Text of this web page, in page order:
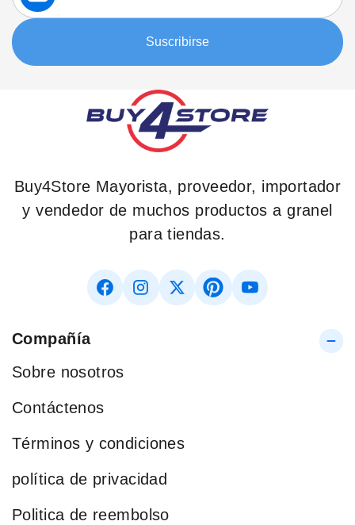
nuestro
boletín:
Suscribirse
Buy4Store Mayorista, proveedor, importador
y vendedor de muchos productos a granel
para tiendas.
Compañía
Sobre nosotros
Contáctenos
Términos y condiciones
política de privacidad
Politica de reembolso